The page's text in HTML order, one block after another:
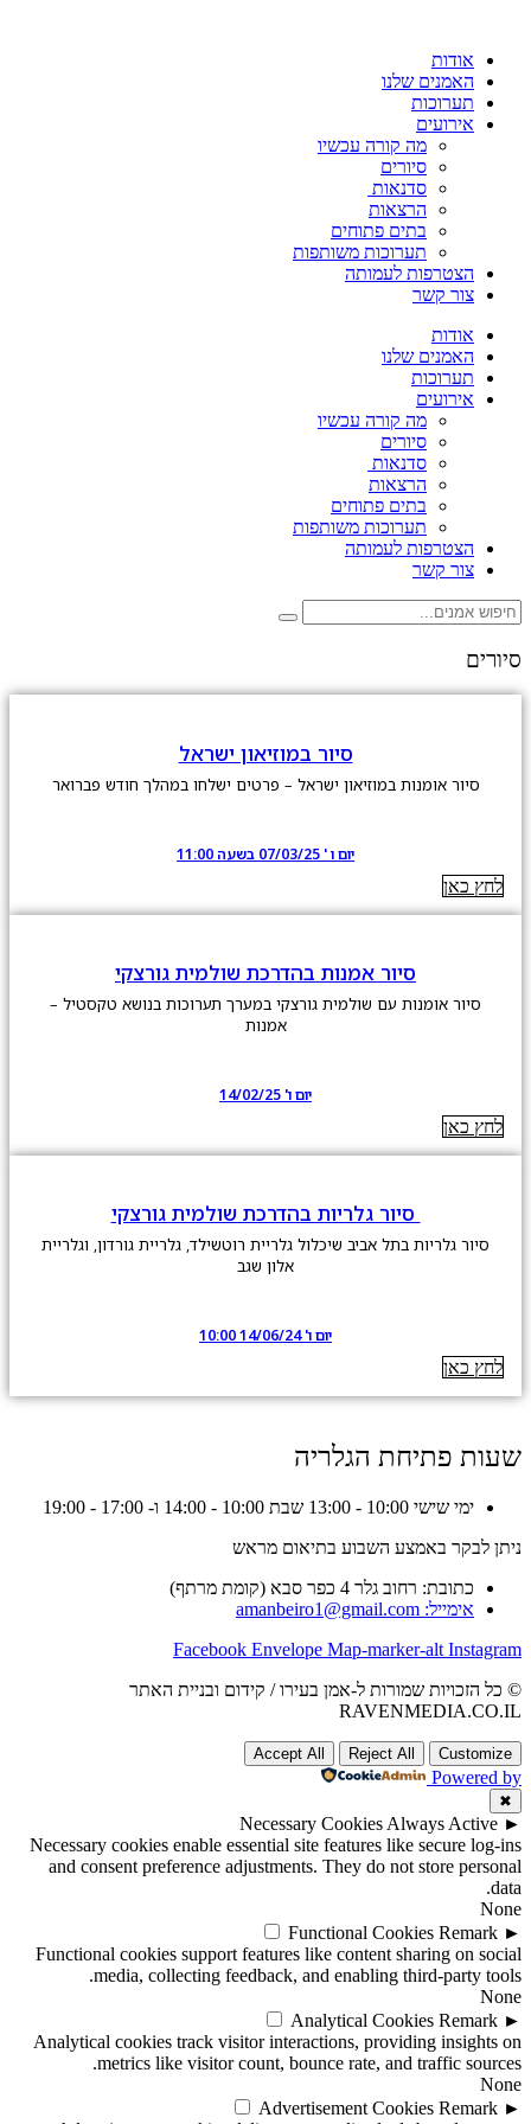
אודות
האמנים שלנו
תערוכות
אירועים
מה קורה עכשיו
סיורים
סדנאות
הרצאות
בתים פתוחים
תערוכות משותפות
הצטרפות לעמותה
צור קשר
אודות
האמנים שלנו
תערוכות
אירועים
מה קורה עכשיו
סיורים
סדנאות
הרצאות
בתים פתוחים
תערוכות משותפות
הצטרפות לעמותה
צור קשר
סיורים
סיור במוזיאון ישראל
סיור אומנות במוזיאון ישראל – פרטים ישלחו במהלך חודש פברואר
יום ו ' 07/03/25 בשעה 11:00
לחץ כאן
סיור אמנות בהדרכת שולמית גורצקי
סיור אומנות עם שולמית גורצקי במערך תערוכות בנושא טקסטיל –
אמנות
יום ו' 14/02/25
לחץ כאן
סיור גלריות בהדרכת שולמית גורצקי
סיור גלריות בתל אביב שיכלול גלריית רוטשילד, גלריית גורדון, וגלריית
אלון שגב
יום ו' 14/06/24 10:00
לחץ כאן
שעות פתיחת הגלריה
ימי שישי 10:00 - 13:00 שבת 10:00 - 14:00 ו- 17:00 - 19:00
ניתן לבקר באמצע השבוע בתיאום מראש
כתובת: רחוב גלר 4 כפר סבא (קומת מרתף)
אימייל: amanbeiro1@gmail.com
Facebook Envelope Map-marker-alt Instagram
© כל הזכויות שמורות ל-אמן בעירו / קידום ובניית האתר
RAVENMEDIA.CO.IL
Customize
Reject All
Accept All
Powered by
✖
►
Necessary Cookies Always Active
Necessary cookies enable essential site features like secure log-ins
and consent preference adjustments. They do not store personal
data.
None
►
Functional Cookies Remark
Functional cookies support features like content sharing on social
media, collecting feedback, and enabling third-party tools.
None
►
Analytical Cookies Remark
Analytical cookies track visitor interactions, providing insights on
metrics like visitor count, bounce rate, and traffic sources.
None
►
Advertisement Cookies Remark